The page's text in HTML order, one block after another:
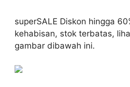
superSALE Diskon hingga
kehabisan, stok terbatas,
gambar dibawah ini.